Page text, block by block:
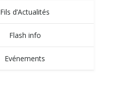
Fils d’Actualités
Flash info
Evénements